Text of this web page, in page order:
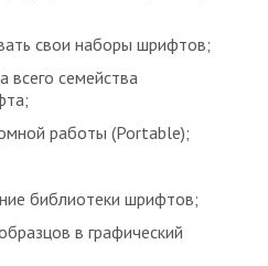
свои наборы шрифтов;
семейства
работы (Portable);
библиотеки шрифтов;
в графический